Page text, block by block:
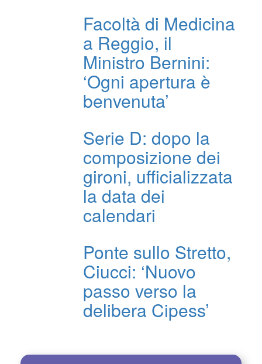
Facoltà di Medicina
a Reggio, il
Ministro Bernini:
‘Ogni apertura è
benvenuta’
Serie D: dopo la
composizione dei
gironi, ufficializzata
la data dei
calendari
Ponte sullo Stretto,
Ciucci: ‘Nuovo
passo verso la
delibera Cipess’